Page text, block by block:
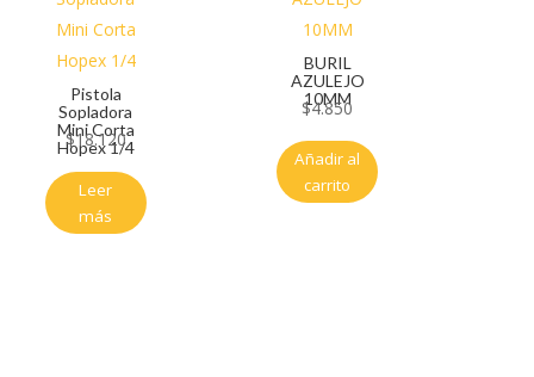
Pistola
Sopladora
Mini Corta
Hopex 1/4
$18.120
Leer
más
BURIL
AZULEJO
10MM
$4.850
Añadir al
carrito